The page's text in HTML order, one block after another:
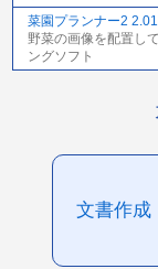
菜園プランナー2 2.01
野菜の画像を配置し
ングソフト
文書作成